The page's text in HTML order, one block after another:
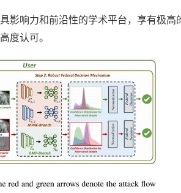
影响力和前沿性的学术平台，享有极高
度认可。